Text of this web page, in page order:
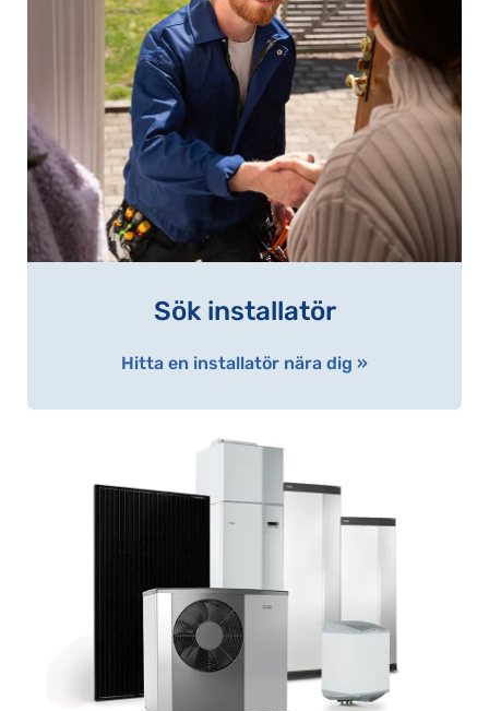
Sök installatör
Hitta en installatör nära dig »